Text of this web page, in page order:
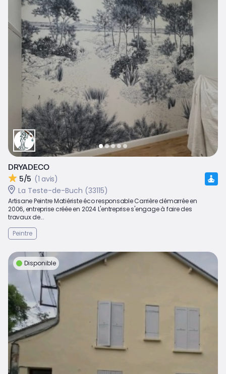
DRYADECO
5/5 (1 avis)
La Teste-de-Buch (33115)
Artisane Peintre Matiériste éco responsable Carrière démarrée en
2006, entreprise créée en 2024 L'entreprise s'engage à faire des
travaux de...
Peintre
Disponible